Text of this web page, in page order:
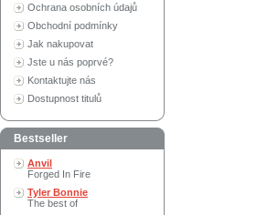
Ochrana osobních údajů
Obchodní podmínky
Jak nakupovat
Jste u nás poprvé?
Kontaktujte nás
Dostupnost titulů
Bestseller
Anvil
Forged In Fire
Tyler Bonnie
The best of